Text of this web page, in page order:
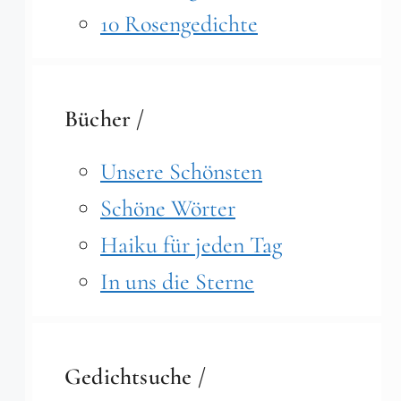
10 Rosengedichte
Bücher /
Unsere Schönsten
Schöne Wörter
Haiku für jeden Tag
In uns die Sterne
Gedichtsuche /